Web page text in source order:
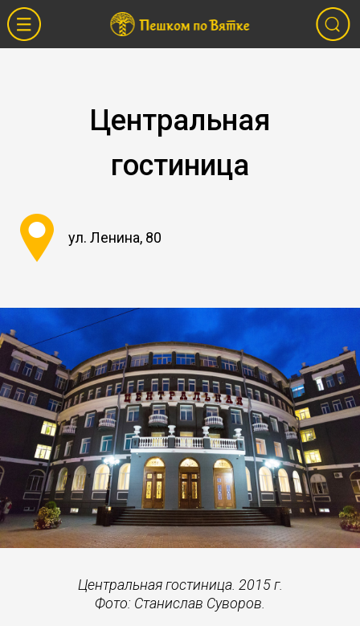
Центральная
гостиница
ул. Ленина, 80
Центральная гостиница. 2015 г.
Фото: Станислав Суворов.